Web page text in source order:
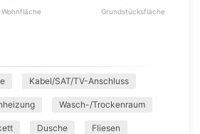
Wohnfläche Grundstücksfläche
Kabel/SAT/TV-Anschluss
Wasch-/Trockenraum
Dusche Fliesen